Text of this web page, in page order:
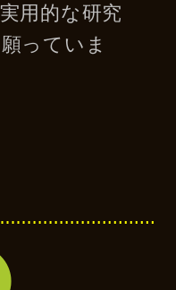
用的な研究
っていま